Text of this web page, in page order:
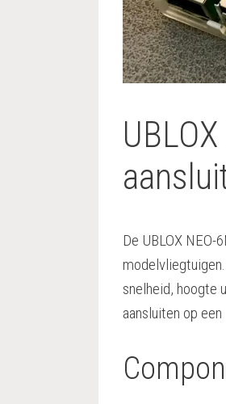
De UBLOX
snelheid, hoogte
aansluiten op